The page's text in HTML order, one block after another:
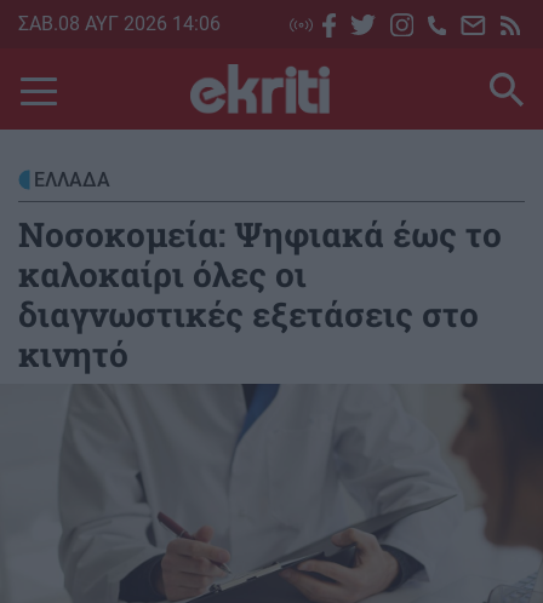
Skip
main
content
ΣΑΒ.08 ΑΥΓ 2026 14:06
ΕΛΛΑΔΑ
Νοσοκομεία: Ψηφιακά έως το
καλοκαίρι όλες οι
διαγνωστικές εξετάσεις στο
κινητό